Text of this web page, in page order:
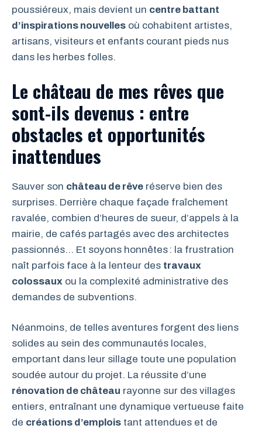
poussiéreux, mais devient un centre battant
d’inspirations nouvelles où cohabitent artistes,
artisans, visiteurs et enfants courant pieds nus
dans les herbes folles.
Le château de mes rêves que
sont-ils devenus : entre
obstacles et opportunités
inattendues
Sauver son château de rêve réserve bien des
surprises. Derrière chaque façade fraîchement
ravalée, combien d’heures de sueur, d’appels à la
mairie, de cafés partagés avec des architectes
passionnés… Et soyons honnêtes : la frustration
naît parfois face à la lenteur des travaux
colossaux ou la complexité administrative des
demandes de subventions.
Néanmoins, de telles aventures forgent des liens
solides au sein des communautés locales,
emportant dans leur sillage toute une population
soudée autour du projet. La réussite d’une
rénovation de château rayonne sur des villages
entiers, entraînant une dynamique vertueuse faite
de créations d’emplois tant attendues et de